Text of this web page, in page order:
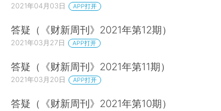
2021年04月03日 APP打开
答疑（《财新周刊》2021年第12期）
2021年03月27日 APP打开
答疑（《财新周刊》2021年第11期）
2021年03月20日 APP打开
答疑（《财新周刊》2021年第10期）